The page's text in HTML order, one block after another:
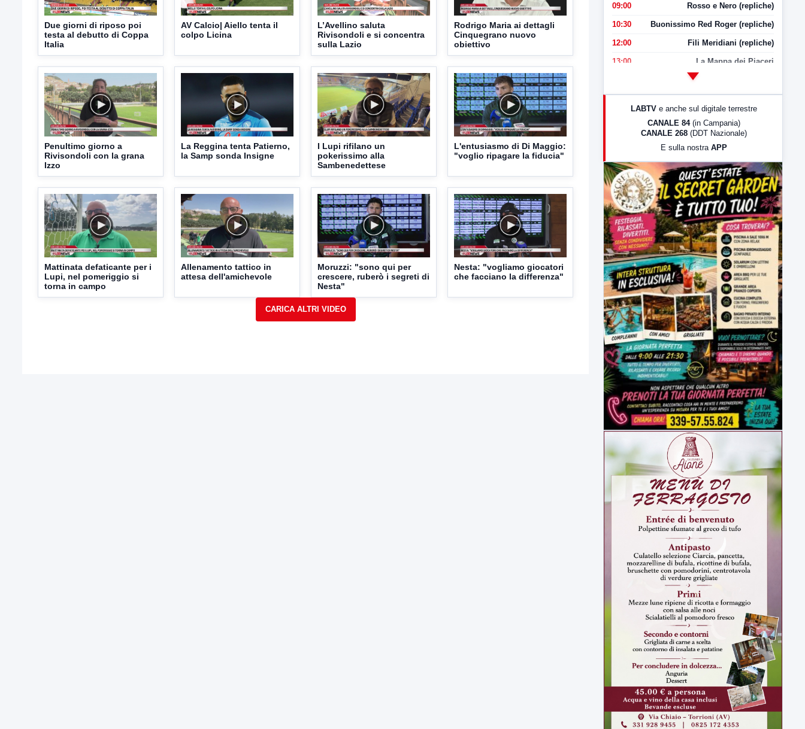
Due giorni di riposo poi
testa al debutto di Coppa
Italia
AV Calcio| Aiello tenta il
colpo Licina
L’Avellino saluta
Rivisondoli e si concentra
sulla Lazio
Rodrigo Maria ai dettagli
Cinquegrano nuovo
obiettivo
Penultimo giorno a
Rivisondoli con la grana
Izzo
La Reggina tenta Patierno,
la Samp sonda Insigne
I Lupi rifilano un
pokerissimo alla
Sambenedettese
L'entusiasmo di Di Maggio:
"voglio ripagare la fiducia"
Mattinata defaticante per i
Lupi, nel pomeriggio si
torna in campo
Allenamento tattico in
attesa dell'amichevole
Moruzzi: "sono qui per
crescere, ruberò i segreti di
Nesta"
Nesta: "vogliamo giocatori
che facciano la differenza"
09:00 Rosso e Nero (repliche)
10:30 Buonissimo Red Roger (repliche)
12:00 Fili Meridiani (repliche)
13:00 La Mappa dei Piaceri
LabNews (Diretta)
23:00 LabNews (replica)
LABTV e anche sul digitale terrestre
CANALE 84 (in Campania)
CANALE 268 (DDT Nazionale)
E sulla nostra APP